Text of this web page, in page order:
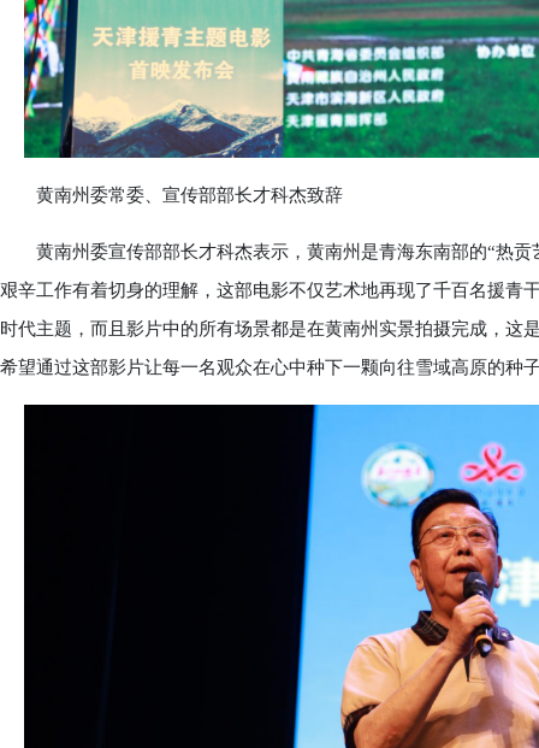
黄南州委常委、宣传部部长才科杰致辞
黄南州委宣传部部长才科杰表示，黄南州是青海东南部的“热贡
艰辛工作有着切身的理解，这部电影不仅艺术地再现了千百名援青
时代主题，而且影片中的所有场景都是在黄南州实景拍摄完成，
希望通过这部影片让每一名观众在心中种下一颗向往雪域高原的种